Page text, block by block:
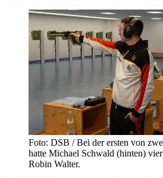
Foto: DSB / Bei der ersten von
hatte Michael Schwald (hinten)
Robin Walter.